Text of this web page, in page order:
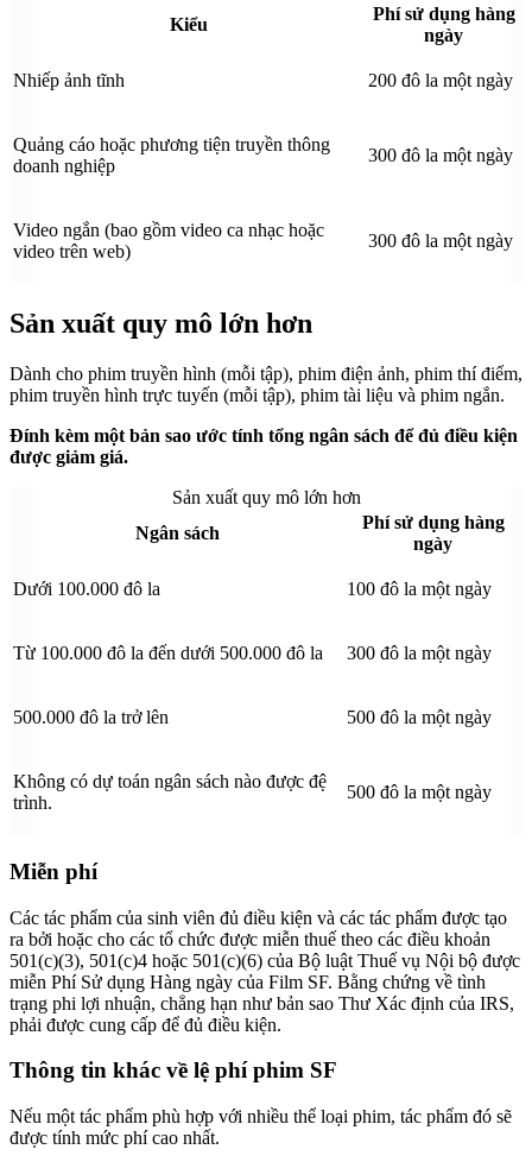
Kiểu
Phí sử dụng hàng
ngày
Nhiếp ảnh tĩnh 200 đô la một ngày
Quảng cáo hoặc phương tiện truyền thông
doanh nghiệp
300 đô la một ngày
Video ngắn (bao gồm video ca nhạc hoặc
video trên web)
300 đô la một ngày
Sản xuất quy mô lớn hơn
Dành cho phim truyền hình (mỗi tập), phim điện ảnh, phim thí điểm,
phim truyền hình trực tuyến (mỗi tập), phim tài liệu và phim ngắn.
Đính kèm một bản sao ước tính tổng ngân sách để đủ điều kiện
được giảm giá.
Sản xuất quy mô lớn hơn
Ngân sách
Phí sử dụng hàng
ngày
Dưới 100.000 đô la 100 đô la một ngày
Từ 100.000 đô la đến dưới 500.000 đô la 300 đô la một ngày
500.000 đô la trở lên 500 đô la một ngày
Không có dự toán ngân sách nào được đệ
trình.
500 đô la một ngày
Miễn phí
Các tác phẩm của sinh viên đủ điều kiện và các tác phẩm được tạo
ra bởi hoặc cho các tổ chức được miễn thuế theo các điều khoản
501(c)(3), 501(c)4 hoặc 501(c)(6) của Bộ luật Thuế vụ Nội bộ được
miễn Phí Sử dụng Hàng ngày của Film SF. Bằng chứng về tình
trạng phi lợi nhuận, chẳng hạn như bản sao Thư Xác định của IRS,
phải được cung cấp để đủ điều kiện.
Thông tin khác về lệ phí phim SF
Nếu một tác phẩm phù hợp với nhiều thể loại phim, tác phẩm đó sẽ
được tính mức phí cao nhất.